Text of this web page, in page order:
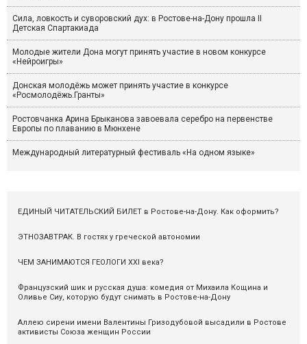
Сила, ловкость и суворовский дух: в Ростове-на-Дону прошла II
Детская Спартакиада
Молодые жители Дона могут принять участие в новом конкурсе
«Нейроигры»
Донская молодёжь может принять участие в конкурсе
«Росмолодёжь.Гранты»
Ростовчанка Арина Брыканова завоевала серебро на первенстве
Европы по плаванию в Мюнхене
Международный литературный фестиваль «На одном языке»
ЕДИНЫЙ ЧИТАТЕЛЬСКИЙ БИЛЕТ в Ростове-на-Дону. Как оформить?
ЭТНОЗАВТРАК. В гостях у греческой автономии
ЧЕМ ЗАНИМАЮТСЯ ГЕОЛОГИ XXI века?
Французский шик и русская душа: комедия от Михаила Кощина и
Оливье Сиу, которую будут снимать в Ростове-на-Дону
Аллею сирени имени Валентины Гризодубовой высадили в Ростове
активисты Союза женщин России